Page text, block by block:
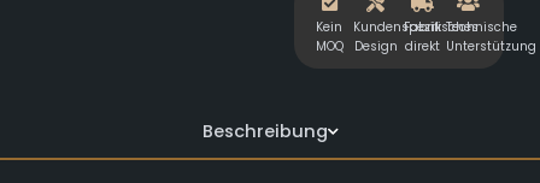
Kein
MOQ
Kundenspezifisches
Design
Fabrik
direkt
Technische
Unterstützung
Beschreibung